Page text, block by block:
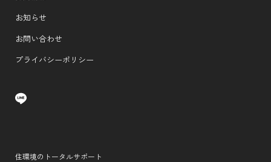
お知らせ
お問い合わせ
プライバシーポリシー
住環境のトータルサポート